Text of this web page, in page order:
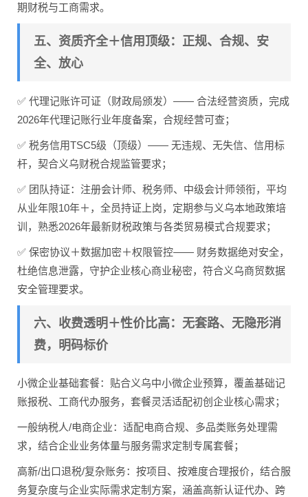
期财税与工商需求。
五、资质齐全＋信用顶级：正规、合规、安
全、放心
✅ 代理记账许可证（财政局颁发）—— 合法经营资质，完成
2026年代理记账行业年度备案，合规经营可查；
✅ 税务信用TSC5级（顶级）—— 无违规、无失信、信用标
杆，契合义乌财税合规监管要求；
✅ 团队持证：注册会计师、税务师、中级会计师领衔，平均
从业年限10年＋，全员持证上岗，定期参与义乌本地政策培
训，熟悉2026年最新财税政策与各类贸易模式合规要求；
✅ 保密协议＋数据加密＋权限管控—— 财务数据绝对安全，
杜绝信息泄露，守护企业核心商业秘密，符合义乌商贸数据
安全管理要求。
六、收费透明＋性价比高：无套路、无隐形消
费，明码标价
小微企业基础套餐：贴合义乌中小微企业预算，覆盖基础记
账报税、工商代办服务，套餐灵活适配初创企业核心需求；
一般纳税人/电商企业：适配电商合规、多品类账务处理需
求，结合企业业务体量与服务需求定制专属套餐；
高新/出口退税/复杂账务：按项目、按难度合理报价，结合服
务复杂度与企业实际需求定制方案，涵盖高新认证代办、跨